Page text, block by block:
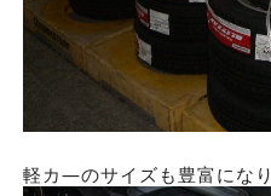
軽カ―のサイズも豊富になり